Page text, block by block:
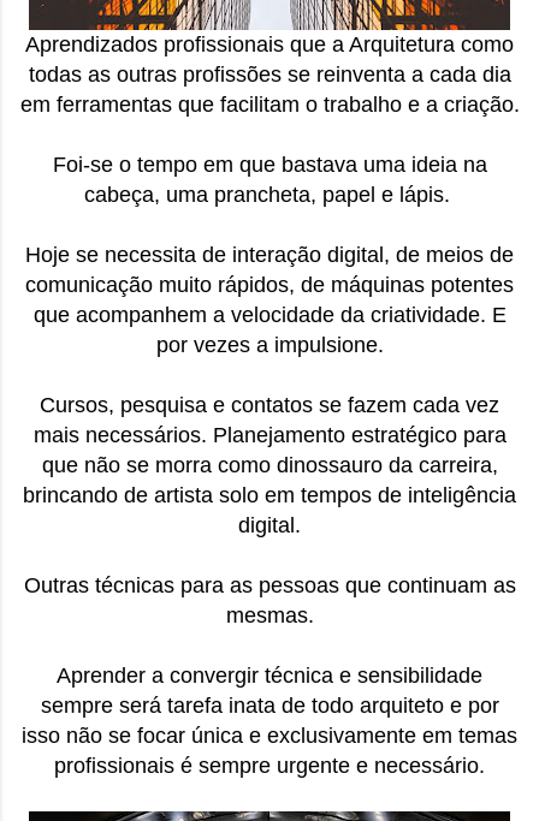
Aprendizados profissionais que a Arquitetura como
todas as outras profissões se reinventa a cada dia
em ferramentas que facilitam o trabalho e a criação.
Foi-se o tempo em que bastava uma ideia na
cabeça, uma prancheta, papel e lápis.
Hoje se necessita de interação digital, de meios de
comunicação muito rápidos, de máquinas potentes
que acompanhem a velocidade da criatividade. E
por vezes a impulsione.
Cursos, pesquisa e contatos se fazem cada vez
mais necessários. Planejamento estratégico para
que não se morra como dinossauro da carreira,
brincando de artista solo em tempos de inteligência
digital.
Outras técnicas para as pessoas que continuam as
mesmas.
Aprender a convergir técnica e sensibilidade
sempre será tarefa inata de todo arquiteto e por
isso não se focar única e exclusivamente em temas
profissionais é sempre urgente e necessário.